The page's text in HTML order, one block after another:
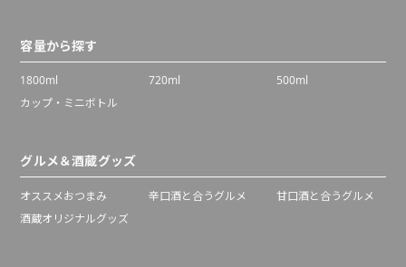
容量から探す
1800ml 720ml
500ml
カップ・ミニボトル
グルメ＆酒蔵グッズ
オススメおつまみ 辛口酒と合うグルメ
甘口酒と合うグルメ
酒蔵オリジナルグッズ